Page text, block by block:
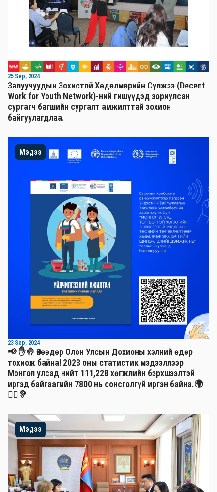
25 Sep, 2024
Залуучуудын Зохистой Хөдөлмөрийн Сүлжээ (Decent
Work for Youth Network)-ний гишүүдэд зориулсан
сургагч багшийн сургалт амжилттай зохион
байгуулагдлаа.
Мэдээ
23 Sep, 2024
📢 ✋🤚 Өнөөдөр Олон Улсын Дохионы хэлний өдөр
тохиож байна! 2023 оны статистик мэдээллээр
Монгол улсад нийт 111,228 хөгжлийн бэрхшээлтэй
иргэд байгаагийн 7800 нь сонсголгүй иргэн байна.🌍
🧏‍♂️🦻
Мэдээ